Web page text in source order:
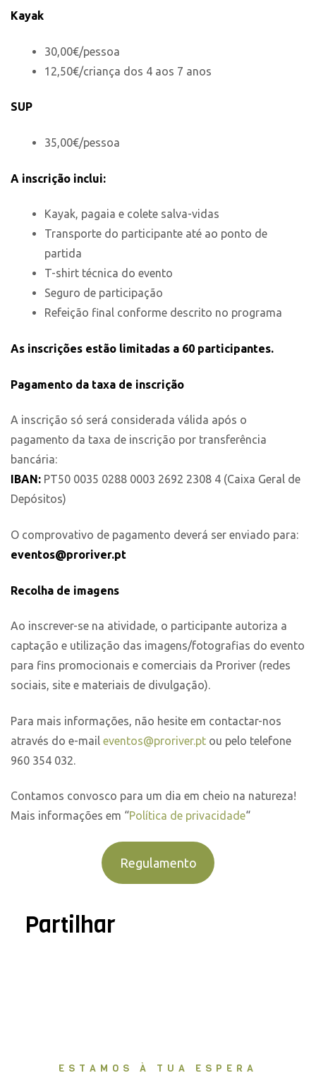
Kayak
30,00€/pessoa
12,50€/criança dos 4 aos 7 anos
SUP
35,00€/pessoa
A inscrição inclui:
Kayak, pagaia e colete salva-vidas
Transporte do participante até ao ponto de
partida
T-shirt técnica do evento
Seguro de participação
Refeição final conforme descrito no programa
As inscrições estão limitadas a 60 participantes.
Pagamento da taxa de inscrição
A inscrição só será considerada válida após o
pagamento da taxa de inscrição por transferência
bancária:
IBAN: PT50 0035 0288 0003 2692 2308 4 (Caixa Geral de
Depósitos)
O comprovativo de pagamento deverá ser enviado para:
eventos@proriver.pt
Recolha de imagens
Ao inscrever-se na atividade, o participante autoriza a
captação e utilização das imagens/fotografias do evento
para fins promocionais e comerciais da Proriver (redes
sociais, site e materiais de divulgação).
Para mais informações, não hesite em contactar-nos
através do e-mail eventos@proriver.pt ou pelo telefone
960 354 032.
Contamos convosco para um dia em cheio na natureza!
Mais informações em “Política de privacidade“
Regulamento
Partilhar
ESTAMOS À TUA ESPERA